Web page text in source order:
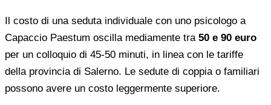
Il costo di una seduta individuale con uno psicologo a
Capaccio Paestum oscilla mediamente tra 50 e 90 euro
per un colloquio di 45-50 minuti, in linea con le tariffe
della provincia di Salerno. Le sedute di coppia o familiari
possono avere un costo leggermente superiore.